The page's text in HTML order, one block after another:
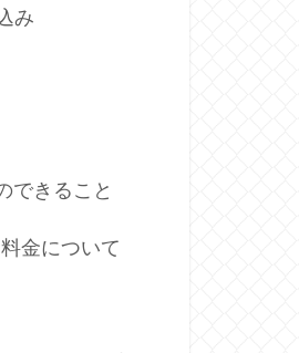
み
できること
金について